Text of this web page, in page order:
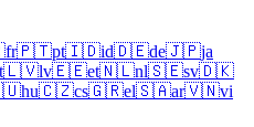
fr🇵🇹pt🇮🇩id🇩🇪de🇯🇵ja
🇱🇻lv🇪🇪et🇳🇱nl🇸🇪sv🇩🇰
hu🇨🇿cs🇬🇷el🇸🇦ar🇻🇳vi